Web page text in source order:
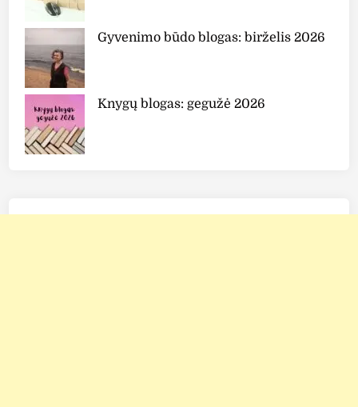
Gyvenimo būdo blogas: birželis 2026
Knygų blogas: gegužė 2026